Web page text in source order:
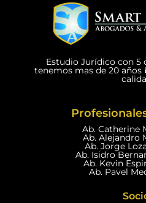
Estudio Jurídico con 5
tenemos mas de 20
Ab. Catherine
Ab. Alejandro
Ab. Jorge
Ab. Isidro
Ab. Kevin
Ab. Pavel